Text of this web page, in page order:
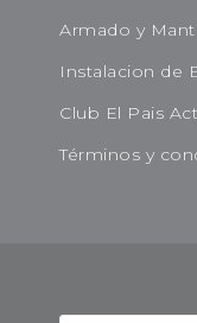
Armado y
Instalacion de
Club El Pais
Términos y